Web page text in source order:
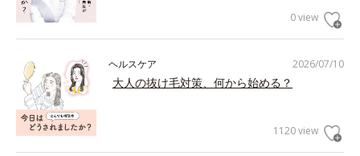
0 view
2026/07/10
ヘルスケア
大人の抜け毛対策、何から始める？
1120 view